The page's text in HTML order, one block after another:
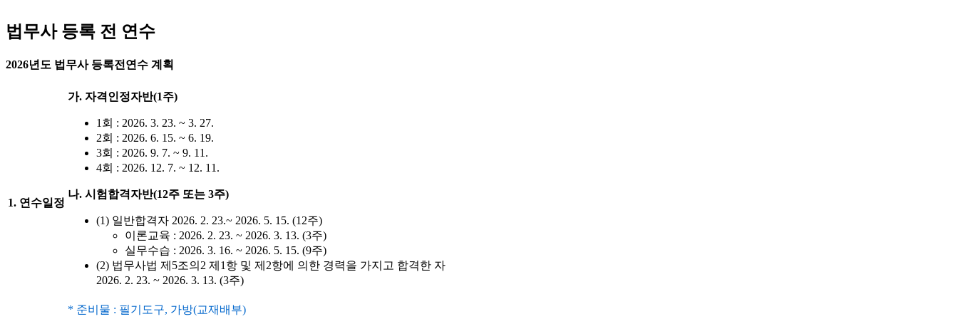
법무사 등록 전 연수
2026년도 법무사 등록전연수 계획
1. 연수일정
가. 자격인정자반(1주)
1회 : 2026. 3. 23. ~ 3. 27.
2회 : 2026. 6. 15. ~ 6. 19.
3회 : 2026. 9. 7. ~ 9. 11.
4회 : 2026. 12. 7. ~ 12. 11.
나. 시험합격자반(12주 또는 3주)
(1) 일반합격자 2026. 2. 23.~ 2026. 5. 15. (12주)
이론교육 : 2026. 2. 23. ~ 2026. 3. 13. (3주)
실무수습 : 2026. 3. 16. ~ 2026. 5. 15. (9주)
(2) 법무사법 제5조의2 제1항 및 제2항에 의한 경력을 가지고 합격한 자
2026. 2. 23. ~ 2026. 3. 13. (3주)
* 준비물 : 필기도구, 가방(교재배부)